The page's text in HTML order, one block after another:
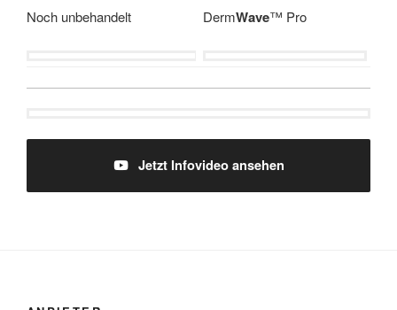
Noch unbehandelt DermWave™ Pro
Jetzt Infovideo ansehen